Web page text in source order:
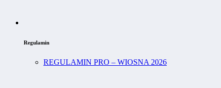
Regulamin
REGULAMIN PRO – WIOSNA 2026